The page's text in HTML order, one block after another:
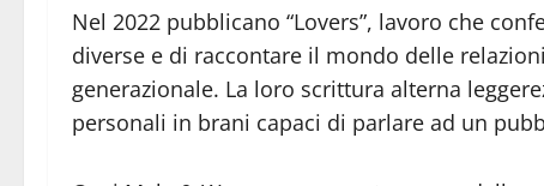
Nel 2022 pubblicano “Lovers”, lavoro che
diverse e di raccontare il mondo delle
generazionale. La loro scrittura alterna
personali in brani capaci di parlare ad un